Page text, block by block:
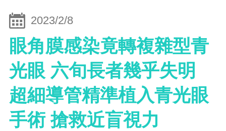
2023/2/8
眼角膜感染竟轉複雜型青
光眼 六旬長者幾乎失明
超細導管精準植入青光眼
手術 搶救近盲視力